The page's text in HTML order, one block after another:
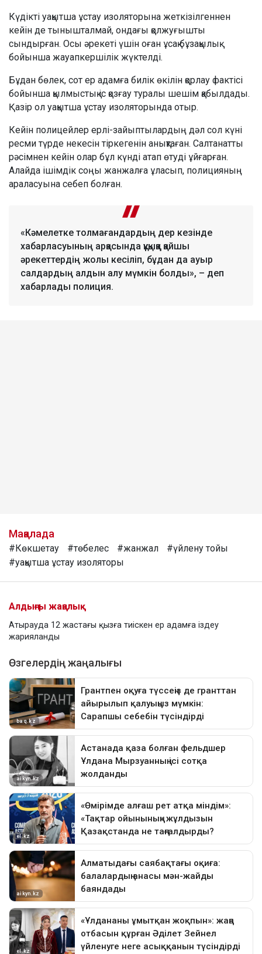
Күдікті уақытша ұстау изоляторына жеткізілгеннен
кейін де тынышталмай, ондағы қолжуғышты
сындырған. Осы әрекеті үшін оған ұсақ бұзақылық
бойынша жауапкершілік жүктелді.
Бұдан бөлек, сот ер адамға билік өкілін қорлау фактісі
бойынша қылмыстық іс қозғау туралы шешім қабылдады.
Қазір ол уақытша ұстау изоляторында отыр.
Кейін полицейлер ерлі-зайыптылардың дәл сол күні
ресми түрде некесін тіркегенін анықтаған. Салтанатты
рәсімнен кейін олар бұл күнді атап өтуді ұйғарған.
Алайда ішімдік соңы жанжалға ұласып, полицияның
араласуына себеп болған.
«Кәмелетке толмағандардың дер кезінде
хабарласуының арқасында құқыққа қайшы
әрекеттердің жолы кесіліп, бұдан да ауыр
салдардың алдын алу мүмкін болды», – деп
хабарлады полиция.
Мақалада
#Көкшетау #төбелес #жанжал
#үйлену тойы
#уақытша ұстау изоляторы
Алдыңғы жаңалық
Атырауда 12 жастағы қызға тиіскен ер адамға іздеу
жарияланды